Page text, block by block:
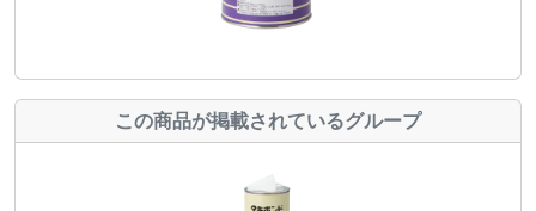
この商品が掲載されているグループ